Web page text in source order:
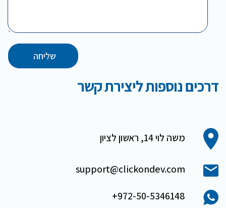
שליחה
דרכים נוספות ליצירת קשר
משה לוי 14, ראשון לציון
support@clickondev.com
+972-50-5346148